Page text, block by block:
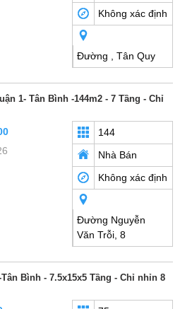
Không xác định
Đường , Tân Quy
1- Tân Bình -144m2 - 7 Tầng - Chỉ
144
Nhà Bán
Không xác định
Đường Nguyễn
Văn Trỗi, 8
Bình - 7.5x15x5 Tầng - Chỉ nhỉn 8